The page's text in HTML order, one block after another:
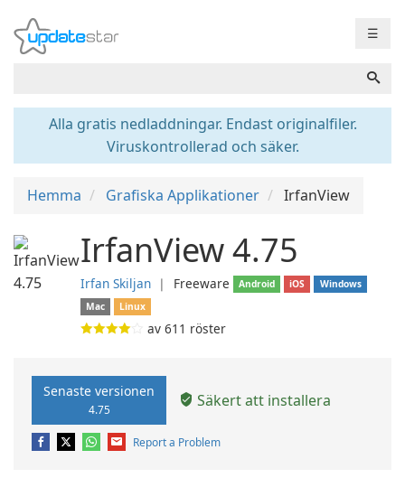
☰
Alla gratis nedladdningar. Endast originalfiler.
Viruskontrollerad och säker.
Hemma Grafiska Applikationer IrfanView
IrfanView 4.75
Irfan Skiljan ❘ Freeware Android iOS
Windows
Mac
Linux
av 611 röster
Senaste versionen
4.75 Säkert att installera
Report a Problem